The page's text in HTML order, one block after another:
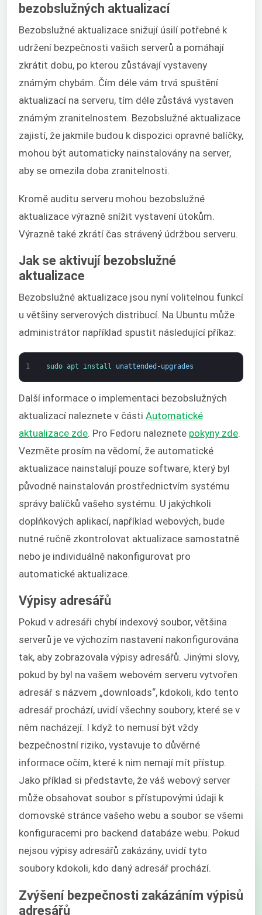
bezobslužných aktualizací
Bezobslužné aktualizace snižují úsilí potřebné k
udržení bezpečnosti vašich serverů a pomáhají
zkrátit dobu, po kterou zůstávají vystaveny
známým chybám. Čím déle vám trvá spuštění
aktualizací na serveru, tím déle zůstává vystaven
známým zranitelnostem. Bezobslužné aktualizace
zajistí, že jakmile budou k dispozici opravné balíčky,
mohou být automaticky nainstalovány na server,
aby se omezila doba zranitelnosti.
Kromě auditu serveru mohou bezobslužné
aktualizace výrazně snížit vystavení útokům.
Výrazně také zkrátí čas strávený údržbou serveru.
Jak se aktivují bezobslužné
aktualizace
Bezobslužné aktualizace jsou nyní volitelnou funkcí
u většiny serverových distribucí. Na Ubuntu může
administrátor například spustit následující příkaz:
1 sudo apt install unattended -upgrades
Další informace o implementaci bezobslužných
aktualizací naleznete v části Automatické
aktualizace zde . Pro Fedoru naleznete pokyny zde
Vezměte prosím na vědomí, že automatické
aktualizace nainstalují pouze software, který byl
původně nainstalován prostřednictvím systému
správy balíčků vašeho systému. U jakýchkoli
doplňkových aplikací, například webových, bude
nutné ručně zkontrolovat aktualizace samostatně
nebo je individuálně nakonfigurovat pro
automatické aktualizace.
Výpisy adresářů
Pokud v adresáři chybí indexový soubor, většina
serverů je ve výchozím nastavení nakonfigurována
tak, aby zobrazovala výpisy adresářů. Jinými slovy,
pokud by byl na vašem webovém serveru vytvořen
adresář s názvem „downloads“, kdokoli, kdo tento
adresář prochází, uvidí všechny soubory, které se v
něm nacházejí. I když to nemusí být vždy
bezpečnostní riziko, vystavuje to důvěrné
informace očím, které k nim nemají mít přístup.
Jako příklad si představte, že váš webový server
může obsahovat soubor s přístupovými údaji k
domovské stránce vašeho webu a soubor se všemi
konfiguracemi pro backend databáze webu. Pokud
nejsou výpisy adresářů zakázány, uvidí tyto
soubory kdokoli, kdo daný adresář prochází.
Zvýšení bezpečnosti zakázáním výpisů
adresářů